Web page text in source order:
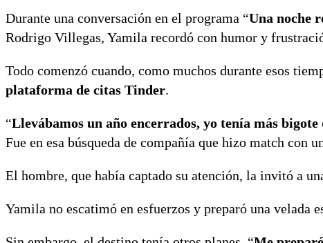
Durante una conversación en el programa “Una noche
Rodrigo Villegas, Yamila recordó con humor y
Todo comenzó cuando, como muchos durante esos
plataforma de citas Tinder.
“Llevábamos un año encerrados, yo tenía más bigote
Fue en esa búsqueda de compañía que hizo match con
El hombre, que había captado su atención, la invitó a
Yamila no escatimó en esfuerzos y preparó una velada